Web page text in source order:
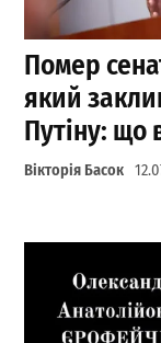
Помер
який
Путіну: що
Вікторія Басок